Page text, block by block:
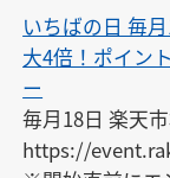
対象期間
15日 00：00 ~
いちばの日 毎
大4倍！ポイン
ー
毎月18日 楽天
https://